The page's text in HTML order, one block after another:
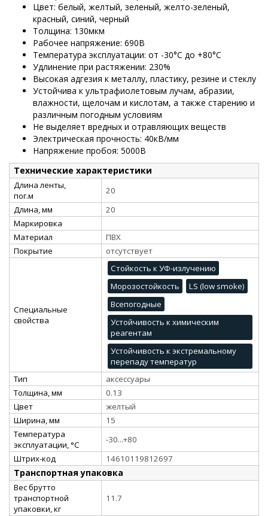
Цвет: белый, желтый, зеленый, желто-зеленый,
красный, синий, черный
Толщина: 130мкм
Рабочее напряжение: 690В
Температура эксплуатации: от -30°C до +80°C
Удлинение при растяжении: 230%
Высокая адгезия к металлу, пластику, резине и стеклу
Устойчива к ультрафиолетовым лучам, абразии,
влажности, щелочам и кислотам, а также старению и
различным погодным условиям
Не выделяет вредных и отравляющих веществ
Электрическая прочность: 40кВ/мм
Напряжение пробоя: 5000В
Технические характеристики
Длина ленты,
пог.м
20
Длина, мм
20
Маркировка
Материал
ПВХ
Покрытие
отсутствует
Специальные
свойства
Стойкость к УФ-излучению
Морозостойкость
LS (low smoke)
Всепогодные
Устойчивость к химическим
реагентам
Устойчивость к экстремальному
перепаду температур
Тип
аксессуары
Толщина, мм
0.13
Цвет
желтый
Ширина, мм
15
Температура
эксплуатации, °C
-30...+80
Штрих-код
14610119812697
Транспортная упаковка
Вес брутто
транспортной
упаковки, кг
11.7